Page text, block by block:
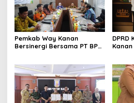
Pemkab Way Kanan
Bersinergi Bersama PT BPR
Kompetensi Keahlian
DPRD